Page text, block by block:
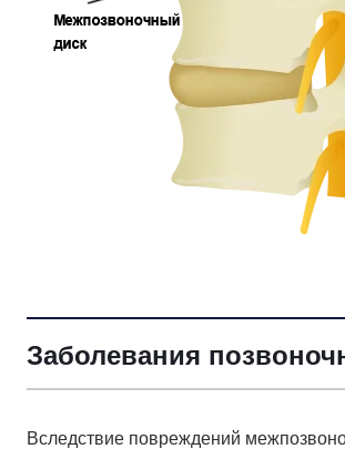
Заболевания
Вследствие повреждений